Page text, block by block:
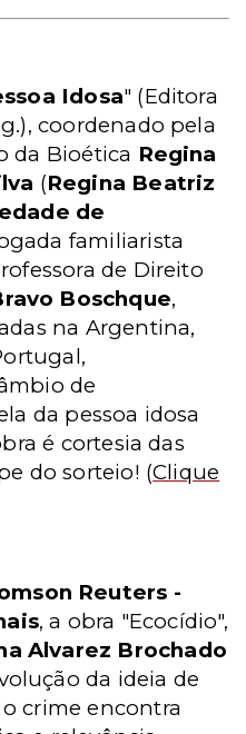
Idosa" (Editora
, coordenado pela
da Bioética Regina
(Regina Beatriz
de
familiarista
de Direito
Boschque,
na Argentina,
de
da pessoa idosa
é cortesia das
do sorteio! (Clique
Reuters -
, a obra "Ecocídio",
Alvarez Brochado
da ideia de
crime encontra